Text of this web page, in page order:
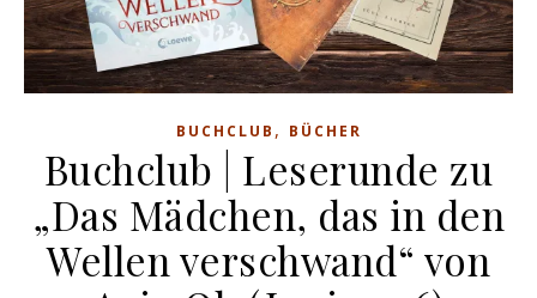
BUCHCLUB , BÜCHER
Buchclub | Leserunde zu
„Das Mädchen, das in den
Wellen verschwand“ von